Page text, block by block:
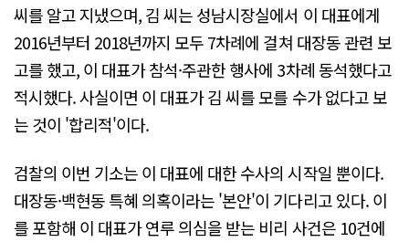
씨를 알고 지냈으며, 김 씨는 성남시장실에서 이 대표에게
2016년부터 2018년까지 모두 7차례에 걸쳐 대장동 관련 보
고를 했고, 이 대표가 참석·주관한 행사에 3차례 동석했다고
적시했다. 사실이면 이 대표가 김 씨를 모를 수가 없다고 보
는 것이 '합리적'이다.
검찰의 이번 기소는 이 대표에 대한 수사의 시작일 뿐이다.
대장동·백현동 특혜 의혹이라는 '본안'이 기다리고 있다. 이
를 포함해 이 대표가 연루 의심을 받는 비리 사건은 10건에